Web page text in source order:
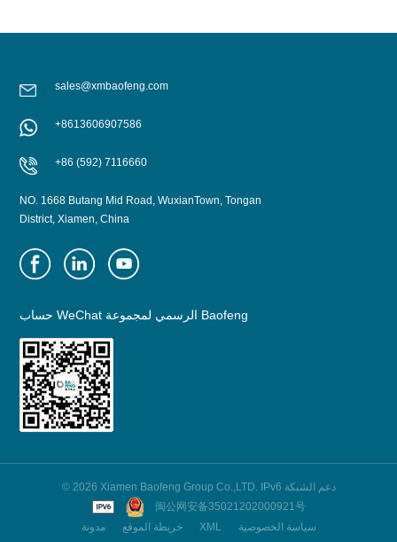
sales@xmbaofeng.com
+8613606907586
+86 (592) 7116660
NO. 1668 Butang Mid Road, WuxianTown, Tongan
District, Xiamen, China
حساب WeChat الرسمي لمجموعة Baofeng
© 2026 Xiamen Baofeng Group Co.,LTD. IPv6 دعم الشبكة
闽公网安备35021202000921号
مدونة
خريطة الموقع XML سياسة الخصوصية